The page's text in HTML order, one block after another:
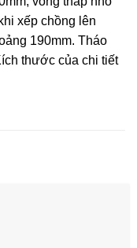
xếp chồng lên
190mm. Tháo
thước của chi tiết